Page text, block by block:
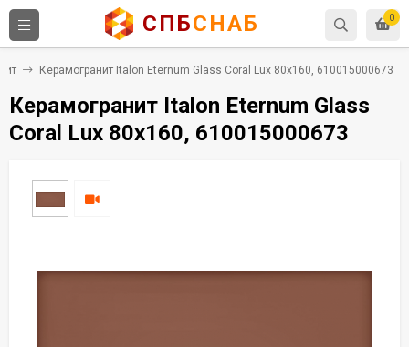
0
СПБСНАБ
Керамогранит Italon Eternum Glass Coral Lux 80x160, 610015000673
Керамогранит Italon Eternum Glass
Coral Lux 80x160, 610015000673